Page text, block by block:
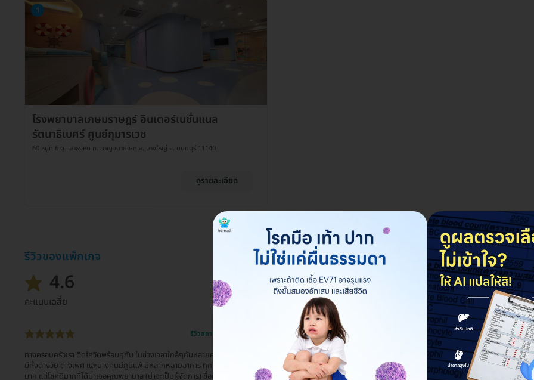
1
โรงพยาบาลเกษมราษฎร์ อินเตอร์เนชั่นแนล
รัตนาธิเบศร์ ศูนย์กุมารเวช
60 หมู่ที่ 6 ต. เสาธงหิน ถ. กาญจนาภิเษก อ. บางใหญ่ จ. นนทบุรี 11140
ดูรายละเอียด
รีวิวของแพ็กเกจ
4.6
คะแนนเฉลี่ย
รีวิวสถานที่ให้บริการ 🏥
ทางครอบครัวเรา ติดโควิดพร้อมๆกัน ในช่วงเวลาใกล้ๆกันหลายคน ด้วยความที่
มีทั้งต่างวัย ต่างเพศ และบางคนมีภูมิแพ้ มีหลากหลายอาการ ทุกคนกังวลใจกัน
มาก แต่โชคดีมากที่ได้มาเจอคุณพยาบาล (น่าจะเป็นผู้จัดการ) ชื่อคุณกวาง อัญ
รีวิวสถานที่ให้บริการ 🏥
ประชาสัมพันธ์บริการดีมากๆ ให้ข้อมูลและคำแนนะนำได้ครบถ้วน และพยาบาลที่นี่
บริการดีเช่นกัน ดำเนินการรวดเร็ว(ผมแอบกระซิบปรึกษาว่าต้องรีบไปธุระต่อ เค้า
ก็แนะนำบริการดำเนินเรื่องอย่างไว และเผอิญตอนนั้นคนไม่เยอะมาก จากที่ปกติ